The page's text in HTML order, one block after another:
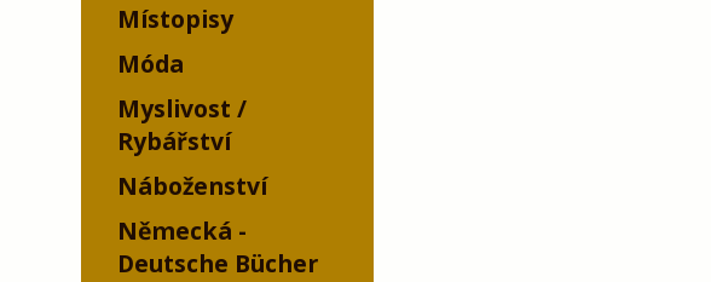
Místopisy
Móda
Myslivost /
Rybářství
Náboženství
Německá -
Deutsche Bücher